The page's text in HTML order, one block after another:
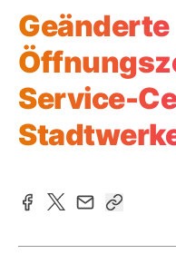
Geänderte
Service-